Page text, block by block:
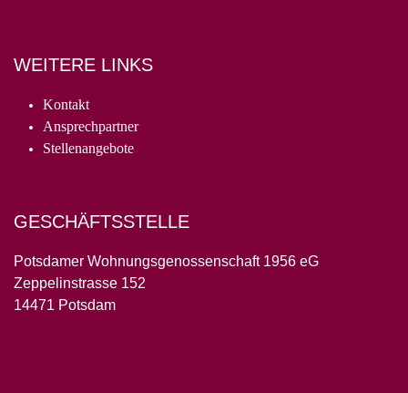
WEITERE LINKS
Kontakt
Ansprechpartner
Stellenangebote
GESCHÄFTSSTELLE
Potsdamer Wohnungsgenossenschaft 1956 eG
Zeppelinstrasse 152
14471 Potsdam